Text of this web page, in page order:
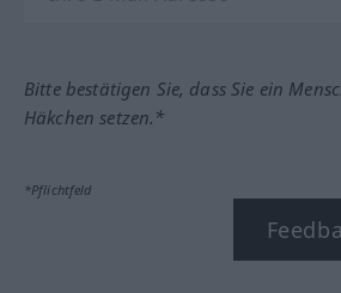
Bitte bestätigen Sie, dass Sie ein
Häkchen setzen.*
*Pflichtfeld